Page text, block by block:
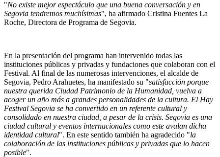
"No existe mejor espectáculo que una buena conversación y en
Segovia tendremos muchísimas", ha afirmado Cristina Fuentes La
Roche, Directora de Programa de Segovia.
En la presentación del programa han intervenido todas las
instituciones públicas y privadas y fundaciones que colaboran con el
Festival. Al final de las numerosas intervenciones, el alcalde de
Segovia, Pedro Arahuetes, ha manifestado su "satisfacción porque
nuestra querida Ciudad Patrimonio de la Humanidad, vuelva a
acoger un año más a grandes personalidades de la cultura. El Hay
Festival Segovia se ha convertido en un referente cultural y
consolidado en nuestra ciudad, a pesar de la crisis. Segovia es una
ciudad cultural y eventos internacionales como este avalan dicha
identidad cultural". En este sentido también ha agradecido "la
colaboración de las instituciones públicas y privadas que lo hacen
posible".